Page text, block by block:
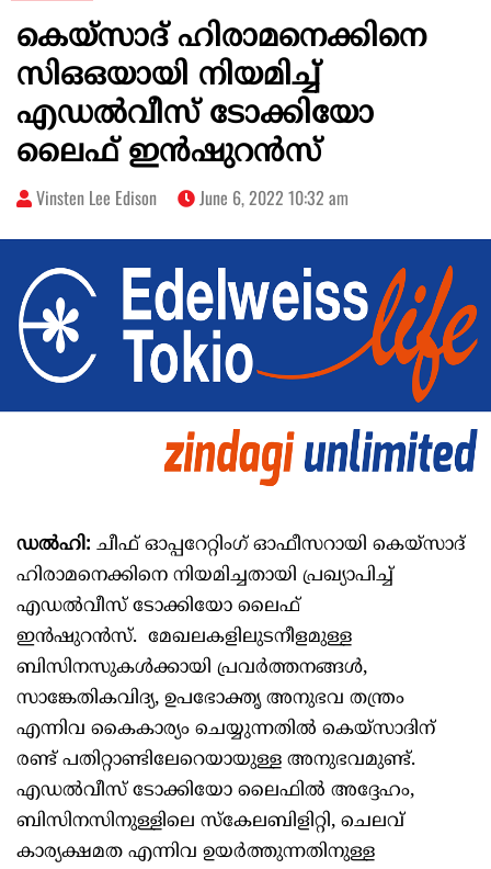
കെയ്‌സാദ് ഹിരാമനെക്കിനെ
സിഒഒയായി നിയമിച്ച്
എഡൽവീസ് ടോക്കിയോ
ലൈഫ് ഇൻഷുറൻസ്
Vinsten Lee Edison June 6, 2022 10:32 am
ഡൽഹി: ചീഫ് ഓപ്പറേറ്റിംഗ് ഓഫീസറായി കെയ്‌സാദ്
ഹിരാമനെക്കിനെ നിയമിച്ചതായി പ്രഖ്യാപിച്ച്
എഡൽവീസ് ടോക്കിയോ ലൈഫ്
ഇൻഷുറൻസ്. മേഖലകളിലുടനീളമുള്ള
ബിസിനസുകൾക്കായി പ്രവർത്തനങ്ങൾ,
സാങ്കേതികവിദ്യ, ഉപഭോക്തൃ അനുഭവ തന്ത്രം
എന്നിവ കൈകാര്യം ചെയ്യുന്നതിൽ കെയ്‌സാദിന്
രണ്ട് പതിറ്റാണ്ടിലേറെയായുള്ള അനുഭവമുണ്ട്.
എഡൽവീസ് ടോക്കിയോ ലൈഫിൽ അദ്ദേഹം,
ബിസിനസിനുള്ളിലെ സ്കേലബിളിറ്റി, ചെലവ്
കാര്യക്ഷമത എന്നിവ ഉയർത്തുന്നതിനുള്ള